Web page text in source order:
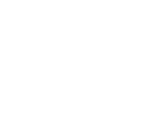
Philips SPS1040A/51 2 mt